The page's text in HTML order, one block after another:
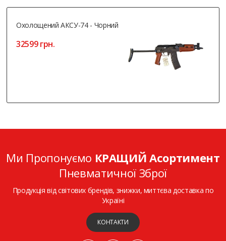
Охолощений АКСУ-74 - Чорний
32599 грн.
Ми Пропонуємо КРАЩИЙ Асортимент
Пневматичної Зброї
Продукція від світових брендів, знижки, миттєва доставка по
Україні
КОНТАКТИ